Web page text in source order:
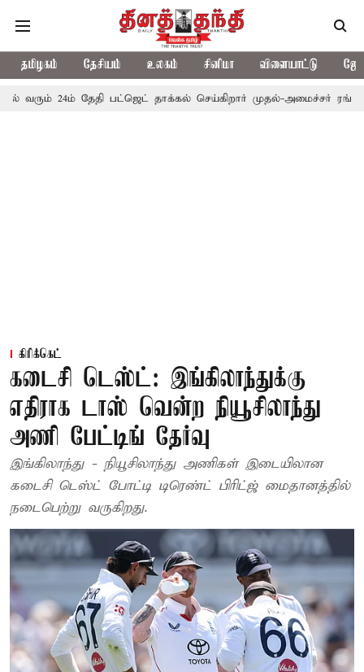
தமிழகம் தேசியம் உலகம் சினிமா விளையாட்டு
தேதி பட்ஜெட் தாக்கல் செய்கிறார் முதல்-அமைச்சர் ரங்கசாமி
கிரிக்கெட்
கடைசி டெஸ்ட்: இங்கிலாந்துக்கு
எதிராக டாஸ் வென்ற நியூசிலாந்து
அணி பேட்டிங் தேர்வு
இங்கிலாந்து - நியூசிலாந்து அணிகள் இடையிலான
கடைசி டெஸ்ட் போட்டி டிரெண்ட் பிரிட்ஜ் மைதானத்தில்
நடைபெற்று வருகிறது.